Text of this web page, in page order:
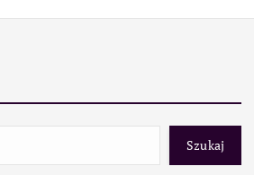
Szukaj